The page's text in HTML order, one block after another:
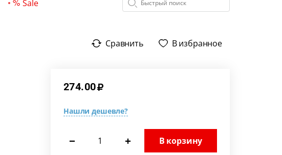
Sale
Сравнить В избранное
274.00
Нашли дешевле?
− + В корзину